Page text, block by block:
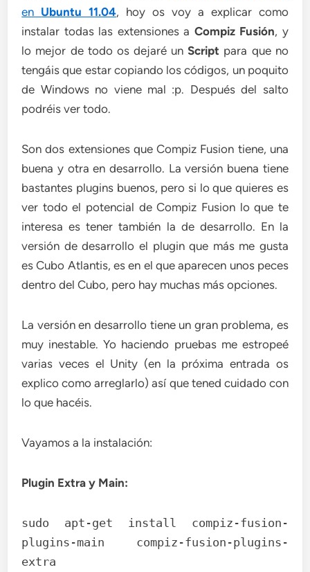
en Ubuntu 11.04, hoy os voy a explicar como
instalar todas las extensiones a Compiz Fusión, y
lo mejor de todo os dejaré unScript para que no
tengáis que estar copiando los códigos, un poquito
de Windows no viene mal :p. Después del salto
podréis ver todo.
Son dos extensiones que Compiz Fusion tiene, una
buena y otra en desarrollo. La versión buena tiene
bastantes plugins buenos, pero si lo que quieres es
ver todo el potencial de Compiz Fusion lo que te
interesa es tener también la de desarrollo. En la
versión de desarrollo el plugin que más me gusta
es Cubo Atlantis, es en el que aparecen unos peces
dentro del Cubo, pero hay muchas más opciones.
La versión en desarrollo tiene un gran problema, es
muy inestable. Yo haciendo pruebas me estropeé
varias veces el Unity (en la próxima entrada os
explico como arreglarlo) así que tened cuidado con
lo que hacéis.
Vayamos a la instalación:
Plugin Extra y Main:
sudo apt-get install compiz-fusion-
plugins-main compiz-fusion-plugins-
extra